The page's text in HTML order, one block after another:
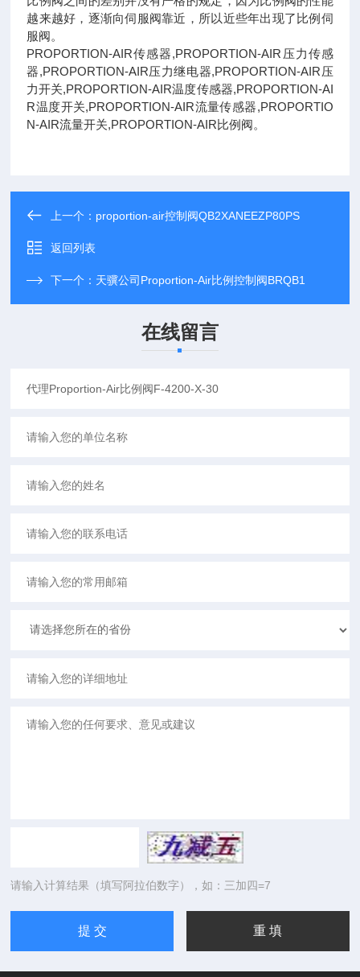
越来越好，逐渐向伺服阀靠近，所以近些年出现了比例伺
服阀。
PROPORTION-AIR传感器,PROPORTION-AIR压力传感
器,PROPORTION-AIR压力继电器,PROPORTION-AIR压
力开关,PROPORTION-AIR温度传感器,PROPORTION-AI
R温度开关,PROPORTION-AIR流量传感器,PROPORTIO
N-AIR流量开关,PROPORTION-AIR比例阀。
上一个： proportion-air控制阀QB2XANEEZP80PS
返回列表
下一个： 天骥公司Proportion-Air比例控制阀BRQB1
在线留言
请输入计算结果（填写阿拉伯数字），如：三加四=7